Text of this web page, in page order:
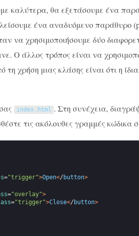
καλύτερα, θα εξετάσουμε ένα
ένα αναδυόμενο παράθυρο
να χρησιμοποιήσουμε δύο
Ο άλλος τρόπος είναι να
τη χρήση μιας κλάσης είναι ότι η
index. html . Στη συνέχεια,
τις ακόλουθες γραμμές κώδικα
="trigger">Open</ button>
="overlay">
="trigger">Close</ button>